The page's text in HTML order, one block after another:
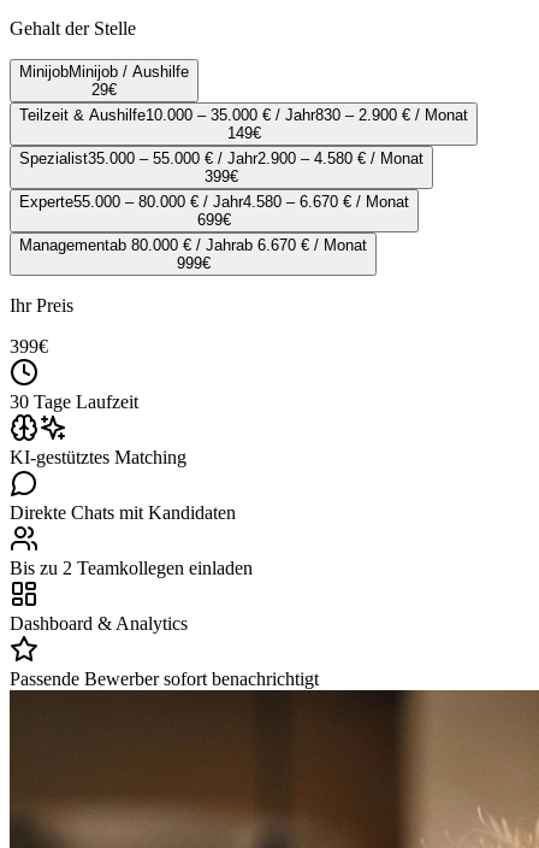
Gehalt der Stelle
MinijobMinijob / Aushilfe
29€
Teilzeit & Aushilfe10.000 – 35.000 € / Jahr830 – 2.900 € / Monat
149€
Spezialist35.000 – 55.000 € / Jahr2.900 – 4.580 € / Monat
399€
Experte55.000 – 80.000 € / Jahr4.580 – 6.670 € / Monat
699€
Managementab 80.000 € / Jahrab 6.670 € / Monat
999€
Ihr Preis
399€
30 Tage Laufzeit
KI-gestütztes Matching
Direkte Chats mit Kandidaten
Bis zu 2 Teamkollegen einladen
Dashboard & Analytics
Passende Bewerber sofort benachrichtigt